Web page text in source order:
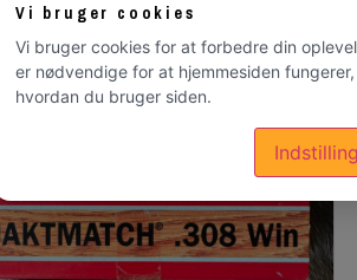
-51%
Vi bruger cookies
Vi bruger cookies for at forbedre din
er nødvendige for at hjemmesiden
hvordan du bruger siden.